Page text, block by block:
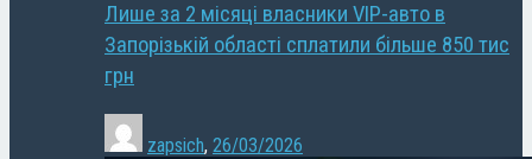
Лише за 2 місяці власники VIP-авто в
Запорізькій області сплатили більше 850 тис
грн
zapsich, 26/03/2026